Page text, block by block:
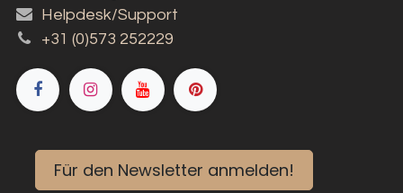
Helpdesk/Support
+31 (0)573 252229
Für den Newsletter anmelden!